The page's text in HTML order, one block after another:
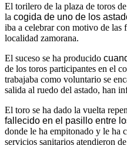
El torilero de la plaza de toros
la cogida de uno de los
iba a celebrar con motivo de las
localidad zamorana.
El suceso se ha producido
de los toros participantes en el
trabajaba como voluntario se
salida al ruedo del astado, han
El toro se ha dado la vuelta
fallecido en el pasillo entre
donde le ha empitonado y le ha
servicios sanitarios atendieron